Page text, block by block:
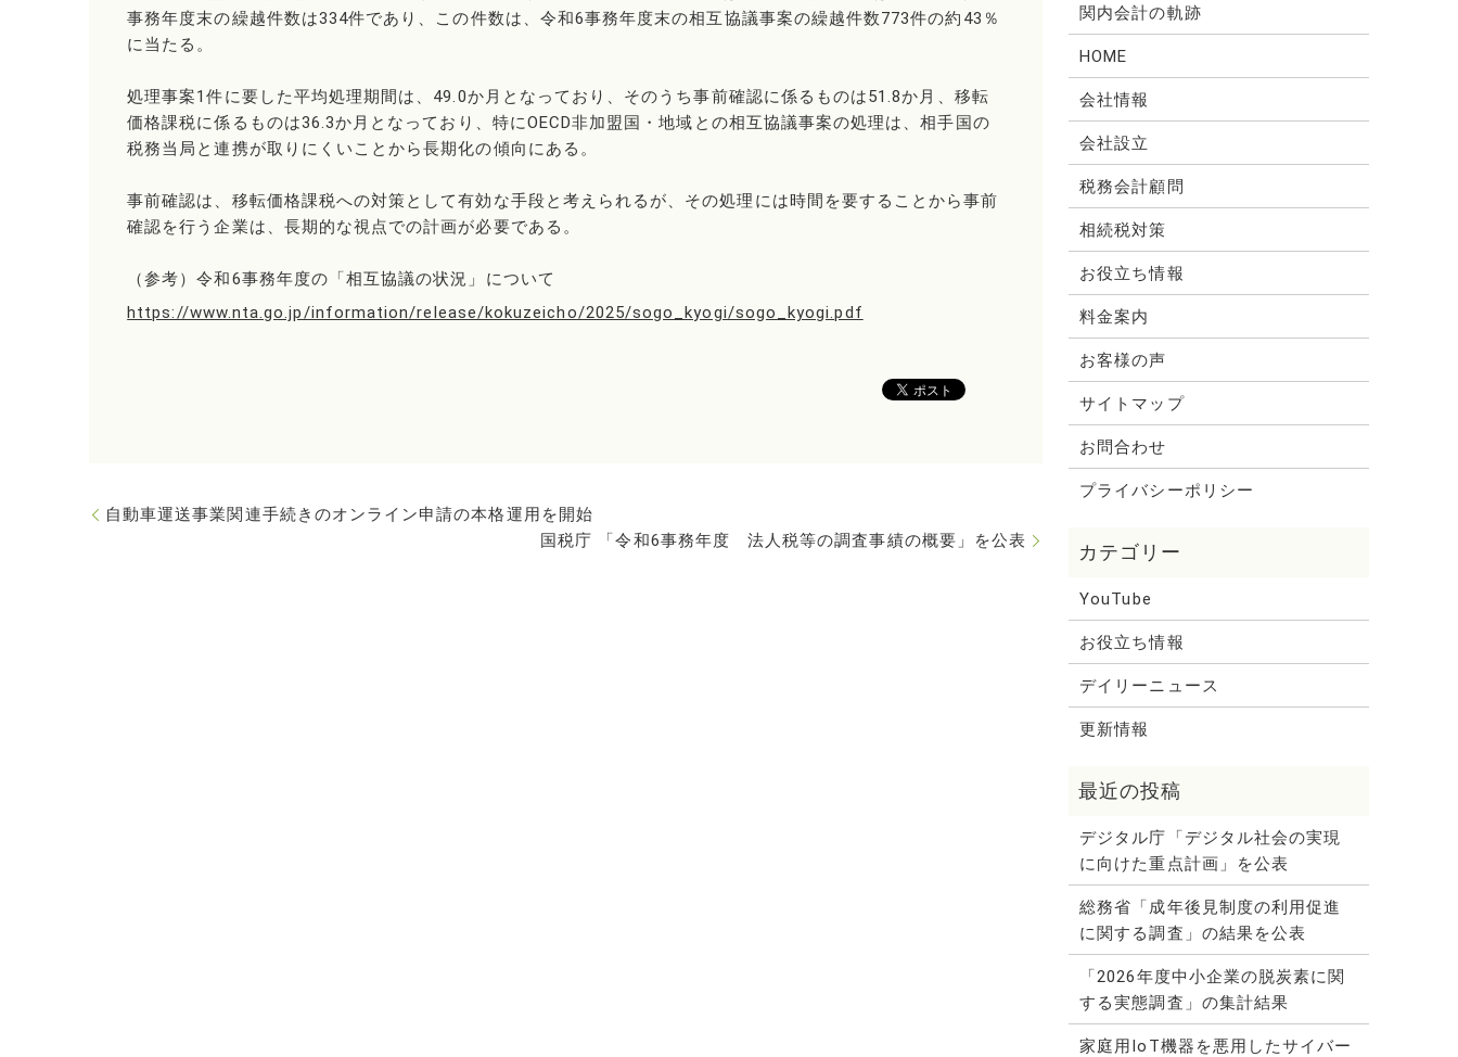
事務年度末の繰越件数は334件であり、この件数は、令和6事務年度末の相互協議事案の繰越件数773件の約43％
に当たる。
処理事案1件に要した平均処理期間は、49.0か月となっており、そのうち事前確認に係るものは51.8か月、移転
価格課税に係るものは36.3か月となっており、特にOECD非加盟国・地域との相互協議事案の処理は、相手国の
税務当局と連携が取りにくいことから長期化の傾向にある。
事前確認は、移転価格課税への対策として有効な手段と考えられるが、その処理には時間を要することから事前
確認を行う企業は、長期的な視点での計画が必要である。
（参考）令和6事務年度の「相互協議の状況」について
https://www.nta.go.jp/information/release/kokuzeicho/2025/sogo_kyogi/sogo_kyogi.pdf
自動車運送事業関連手続きのオンライン申請の本格運用を開始
国税庁 「令和6事務年度 法人税等の調査事績の概要」を公表
関内会計の軌跡
HOME
会社情報
会社設立
税務会計顧問
相続税対策
お役立ち情報
料金案内
お客様の声
サイトマップ
お問合わせ
プライバシーポリシー
YouTube
お役立ち情報
デイリーニュース
更新情報
デジタル庁「デジタル社会の実現
に向けた重点計画」を公表
総務省「成年後見制度の利用促進
に関する調査」の結果を公表
「2026年度中小企業の脱炭素に関
する実態調査」の集計結果
家庭用IoT機器を悪用したサイバー